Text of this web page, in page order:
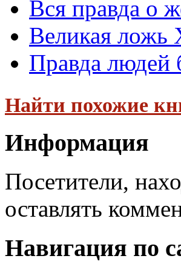
Вся правда о
Великая ложь
Правда людей
Найти похожие
Информация
Посетители,
оставлять
Навигация по